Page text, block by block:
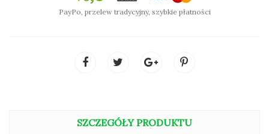
PayPo, przelew tradycyjny, szybkie płatności
SZCZEGÓŁY PRODUKTU